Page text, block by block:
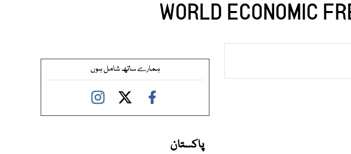
WORLD ECONOMIC
ہمارے ساتھ شامل ہوں
پاکستان